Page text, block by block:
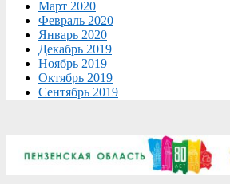
Март 2020
Февраль 2020
Январь 2020
Декабрь 2019
Ноябрь 2019
Октябрь 2019
Сентябрь 2019